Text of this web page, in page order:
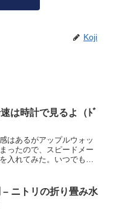
Koji
は時計で見るよ（ﾄﾞ
はあるがアップルウォッ
ったので、スピードメー
入れてみた。いつでも時
出てくるが、アップルウ
に対...
– ニトリの折り畳み水